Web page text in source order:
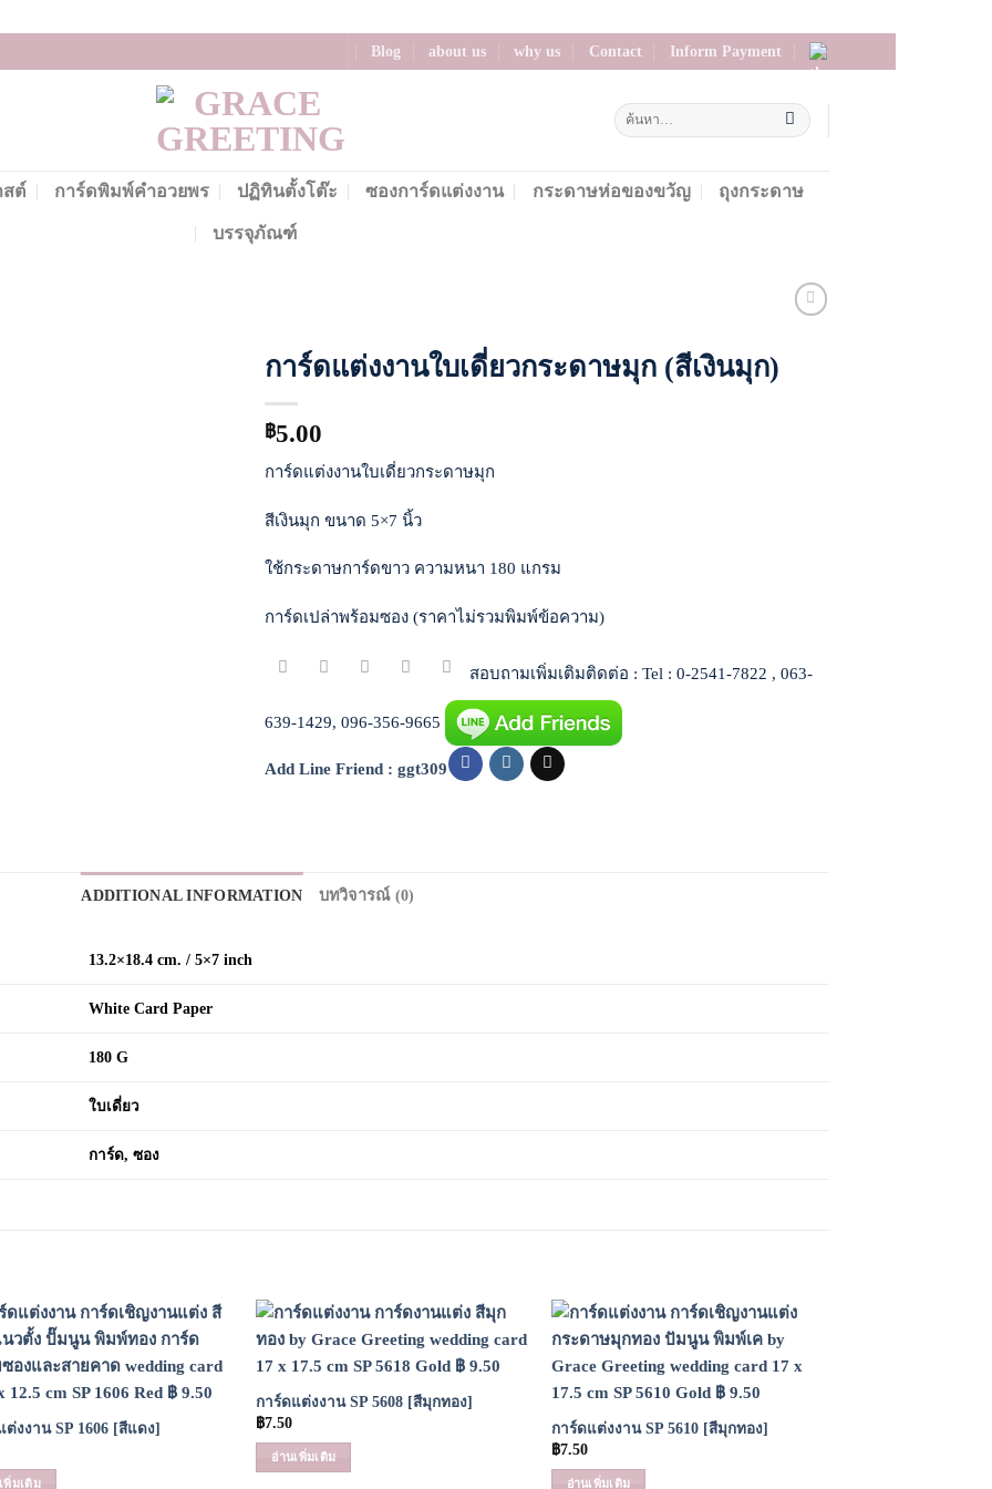
Blog about us why us Contact Inform Payment
สต์ การ์ดพิมพ์คำอวยพร ปฏิทินตั้งโต๊ะ ซองการ์ดแต่งงาน กระดาษห่อของขวัญ ถุงกระดาษ
บรรจุภัณฑ์
การ์ดแต่งงานใบเดี่ยวกระดาษมุก (สีเงินมุก)
฿5.00
การ์ดแต่งงานใบเดี่ยวกระดาษมุก
สีเงินมุก ขนาด 5×7 นิ้ว
ใช้กระดาษการ์ดขาว ความหนา 180 แกรม
การ์ดเปล่าพร้อมซอง (ราคาไม่รวมพิมพ์ข้อความ)
สอบถามเพิ่มเติมติดต่อ : Tel : 0-2541-7822 , 063-
639-1429, 096-356-9665
Add Line Friend : ggt309
ADDITIONAL INFORMATION บทวิจารณ์ (0)
13.2×18.4 cm. / 5×7 inch
White Card Paper
180 G
ใบเดี่ยว
การ์ด, ซอง
Wishlist
ต่งงาน SP 1606 [สีแดง]
พิ่มเติม
Add to
Wishlist
การ์ดแต่งงาน SP 5608 [สีมุกทอง]
฿7.50
อ่านเพิ่มเติม
Add to
Wishlist
การ์ดแต่งงาน SP 5610 [สีมุกทอง]
฿7.50
อ่านเพิ่มเติม